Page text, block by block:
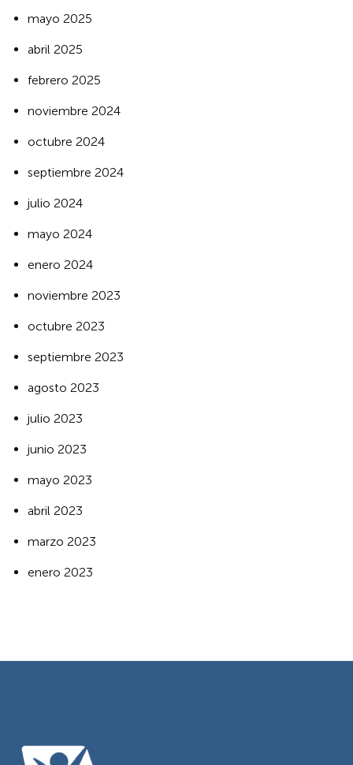
mayo 2025
abril 2025
febrero 2025
noviembre 2024
octubre 2024
septiembre 2024
julio 2024
mayo 2024
enero 2024
noviembre 2023
octubre 2023
septiembre 2023
agosto 2023
julio 2023
junio 2023
mayo 2023
abril 2023
marzo 2023
enero 2023